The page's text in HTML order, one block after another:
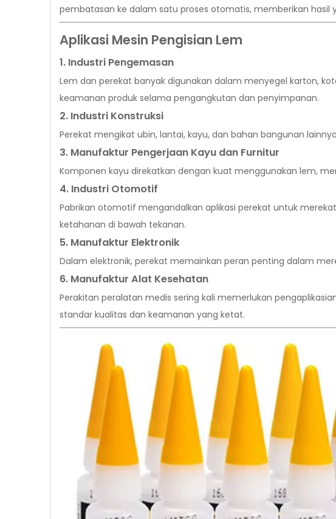
pembatasan ke dalam satu proses otomatis, memberikan hasil
Aplikasi Mesin Pengisian Lem
1. Industri Pengemasan
Lem dan perekat banyak digunakan dalam menyegel karton,
keamanan produk selama pengangkutan dan penyimpanan.
2. Industri Konstruksi
Perekat mengikat ubin, lantai, kayu, dan bahan bangunan
3. Manufaktur Pengerjaan Kayu dan Furnitur
Komponen kayu direkatkan dengan kuat menggunakan lem,
4. Industri Otomotif
Pabrikan otomotif mengandalkan aplikasi perekat untuk
ketahanan di bawah tekanan.
5. Manufaktur Elektronik
Dalam elektronik, perekat memainkan peran penting dalam
6. Manufaktur Alat Kesehatan
Perakitan peralatan medis sering kali memerlukan
standar kualitas dan keamanan yang ketat.